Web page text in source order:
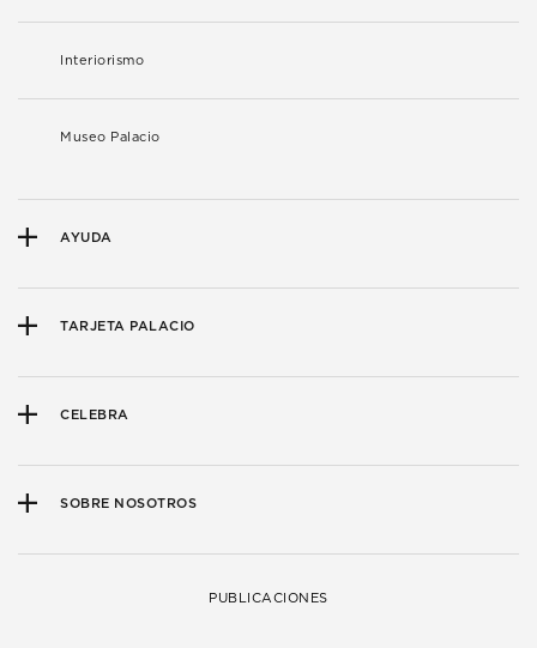
Interiorismo
Museo Palacio
AYUDA
TARJETA PALACIO
CELEBRA
SOBRE NOSOTROS
PUBLICACIONES